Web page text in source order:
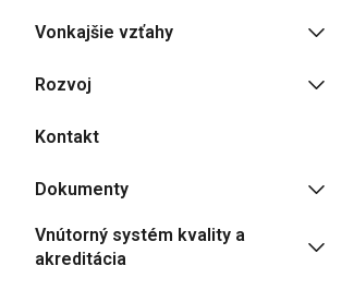
Vonkajšie vzťahy
Rozvoj
Kontakt
Dokumenty
Vnútorný systém kvality a
akreditácia